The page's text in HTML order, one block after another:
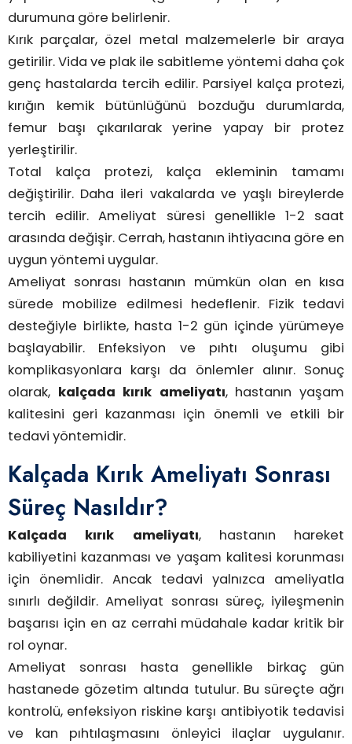
durumuna göre belirlenir.
Kırık parçalar, özel metal malzemelerle bir araya
getirilir. Vida ve plak ile sabitleme yöntemi daha çok
genç hastalarda tercih edilir. Parsiyel kalça protezi,
kırığın kemik bütünlüğünü bozduğu durumlarda,
femur başı çıkarılarak yerine yapay bir protez
yerleştirilir.
Total kalça protezi, kalça ekleminin tamamı
değiştirilir. Daha ileri vakalarda ve yaşlı bireylerde
tercih edilir. Ameliyat süresi genellikle 1-2 saat
arasında değişir. Cerrah, hastanın ihtiyacına göre en
uygun yöntemi uygular.
Ameliyat sonrası hastanın mümkün olan en kısa
sürede mobilize edilmesi hedeflenir. Fizik tedavi
desteğiyle birlikte, hasta 1-2 gün içinde yürümeye
başlayabilir. Enfeksiyon ve pıhtı oluşumu gibi
komplikasyonlara karşı da önlemler alınır. Sonuç
olarak, kalçada kırık ameliyatı, hastanın yaşam
kalitesini geri kazanması için önemli ve etkili bir
tedavi yöntemidir.
Kalçada Kırık Ameliyatı Sonrası
Süreç Nasıldır?
Kalçada kırık ameliyatı, hastanın hareket
kabiliyetini kazanması ve yaşam kalitesi korunması
için önemlidir. Ancak tedavi yalnızca ameliyatla
sınırlı değildir. Ameliyat sonrası süreç, iyileşmenin
başarısı için en az cerrahi müdahale kadar kritik bir
rol oynar.
Ameliyat sonrası hasta genellikle birkaç gün
hastanede gözetim altında tutulur. Bu süreçte ağrı
kontrolü, enfeksiyon riskine karşı antibiyotik tedavisi
ve kan pıhtılaşmasını önleyici ilaçlar uygulanır.